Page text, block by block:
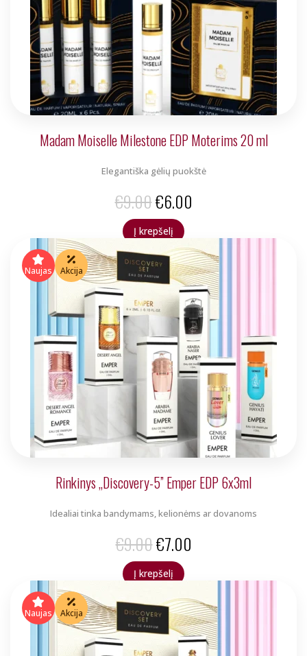
Madam Moiselle Milestone EDP Moterims 20 ml
Elegantiška gėlių puokštė
€9.00Original
price
was:
€9.00.
€6.00
is:
€6.00.
Į krepšelį
Naujas Akcija
Rinkinys „Discovery-5” Emper EDP 6x3ml
Idealiai tinka bandymams, kelionėms ar dovanoms
€9.00Original
price
was:
€9.00.
€7.00
is:
€7.00.
Į krepšelį
Naujas Akcija